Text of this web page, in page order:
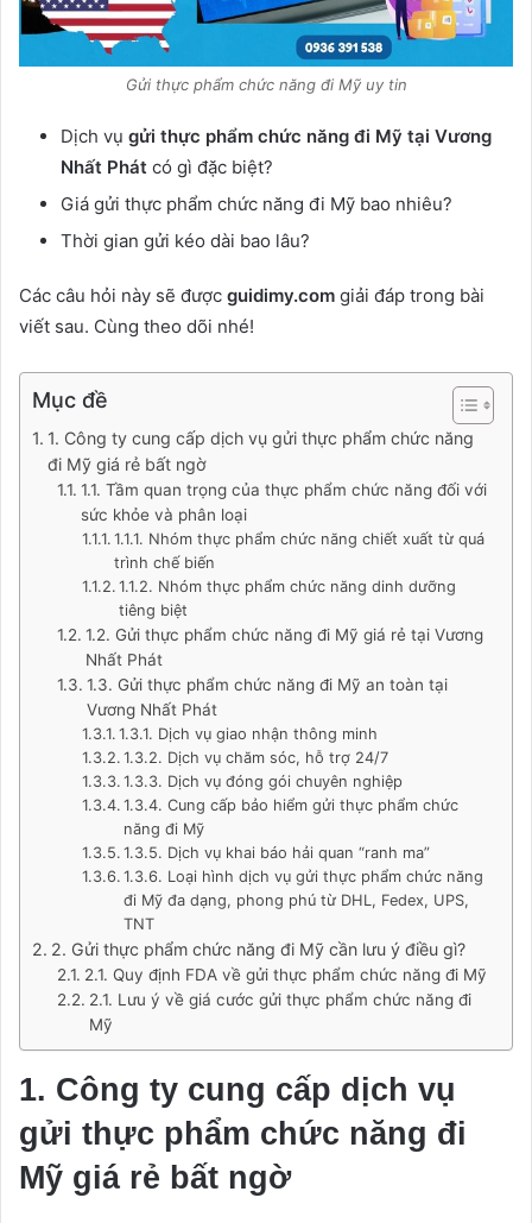
Gửi thực phẩm chức năng đi Mỹ uy tin
Dịch vụ gửi thực phẩm chức năng đi Mỹ tại Vương
Nhất Phát có gì đặc biệt?
Giá gửi thực phẩm chức năng đi Mỹ bao nhiêu?
Thời gian gửi kéo dài bao lâu?
Các câu hỏi này sẽ được guidimy.com giải đáp trong bài
viết sau. Cùng theo dõi nhé!
Mục đề
1. Công ty cung cấp dịch vụ gửi thực phẩm chức năng
đi Mỹ giá rẻ bất ngờ
1.1. Tầm quan trọng của thực phẩm chức năng đối với
sức khỏe và phân loại
1.1.1. Nhóm thực phẩm chức năng chiết xuất từ quá
trình chế biến
1.1.2. Nhóm thực phẩm chức năng dinh dưỡng
tiêng biệt
1.2. Gửi thực phẩm chức năng đi Mỹ giá rẻ tại Vương
Nhất Phát
1.3. Gửi thực phẩm chức năng đi Mỹ an toàn tại
Vương Nhất Phát
1.3.1. Dịch vụ giao nhận thông minh
1.3.2. Dịch vụ chăm sóc, hỗ trợ 24/7
1.3.3. Dịch vụ đóng gói chuyên nghiệp
1.3.4. Cung cấp bảo hiểm gửi thực phẩm chức
năng đi Mỹ
1.3.5. Dịch vụ khai báo hải quan “ranh ma”
1.3.6. Loại hình dịch vụ gửi thực phẩm chức năng
đi Mỹ đa dạng, phong phú từ DHL, Fedex, UPS,
TNT
2. Gửi thực phẩm chức năng đi Mỹ cần lưu ý điều gì?
2.1. Quy định FDA về gửi thực phẩm chức năng đi Mỹ
2.1. Lưu ý về giá cước gửi thực phẩm chức năng đi
Mỹ
1. Công ty cung cấp dịch vụ
gửi thực phẩm chức năng đi
Mỹ giá rẻ bất ngờ